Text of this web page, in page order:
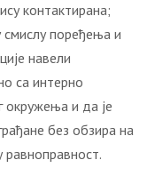
контактирана;
поређења и
навели
са интерно
и да је
без обзира на
равноправност.